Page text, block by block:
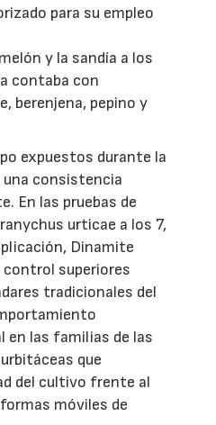
para su empleo
y la sandía a los
contaba con
berenjena, pepino y
expuestos durante la
consistencia
En las pruebas de
urticae a los 7,
Dinamite
superiores
tradicionales del
en las familias de las
que
del cultivo frente al
móviles de